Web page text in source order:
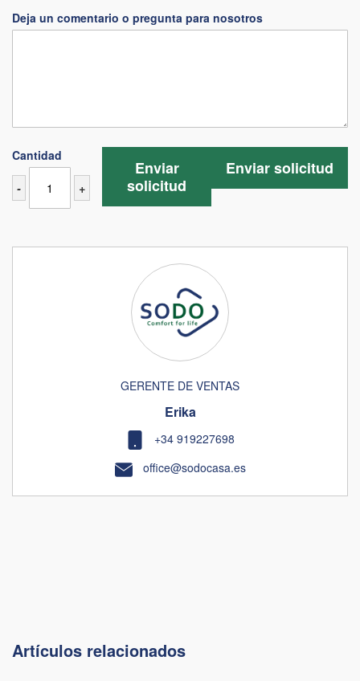
Deja un comentario o pregunta para nosotros
Cantidad
- +
Enviar solicitud
Enviar
solicitud
GERENTE DE VENTAS
Erika
+34 919227698
office@sodocasa.es
Artículos relacionados